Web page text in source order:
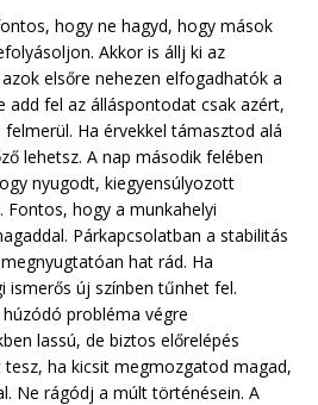
hogy ne hagyd, hogy mások
Akkor is állj ki az
elsőre nehezen elfogadhatók a
add fel az álláspontodat csak azért,
Ha érvekkel támasztod alá
lehetsz. A nap második felében
nyugodt, kiegyensúlyozott
hogy a munkahelyi
Párkapcsolatban a stabilitás
hat rád. Ha
ismerős új színben tűnhet fel.
probléma végre
lassú, de biztos előrelépés
ha kicsit megmozgatod magad,
Ne rágódj a múlt történésein. A